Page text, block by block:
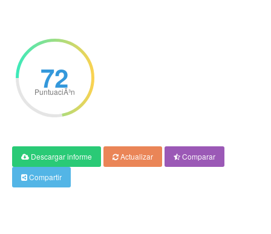
72
PuntuaciÃ³n
Descargar informe Actualizar
Comparar
Compartir